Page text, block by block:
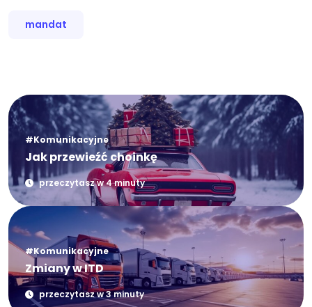
mandat
#Komunikacyjne
Jak przewieźć choinkę
przeczytasz w 4 minuty
#Komunikacyjne
Zmiany w ITD
przeczytasz w 3 minuty